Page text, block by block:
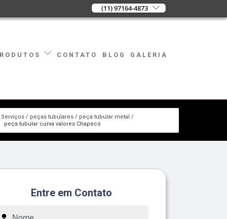
(11) 97164-4873
CONTATO BLOG GALERIA
Serviços peças tubulares
peça tubular metal
peça tubular curva valores Chapecó
Entre em Contato